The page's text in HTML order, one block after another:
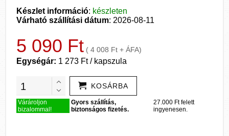
Készlet információ: készleten
Várható szállítási dátum: 2026-08-11
5 090 Ft ( 4 008 Ft + ÁFA)
Egységár: 1 273 Ft / kapszula
KOSÁRBA
Várároljon
bizalommal!
Gyors szállítás,
biztonságos fizetés.
27.000 Ft felett
ingyenesen.